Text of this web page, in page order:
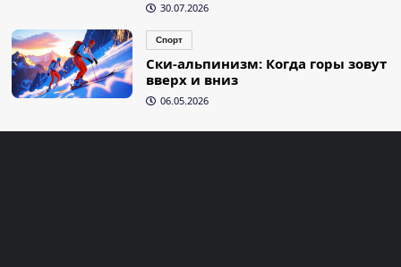
30.07.2026
Спорт
Ски-альпинизм: Когда горы зовут
вверх и вниз
06.05.2026